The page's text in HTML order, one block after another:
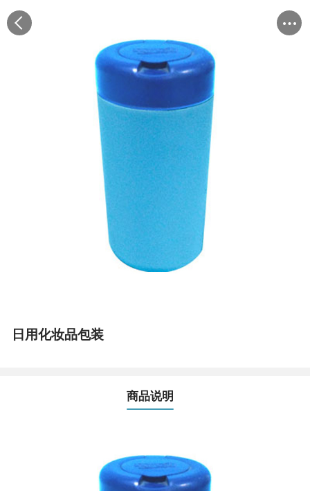
日用化妆品包装
商品说明